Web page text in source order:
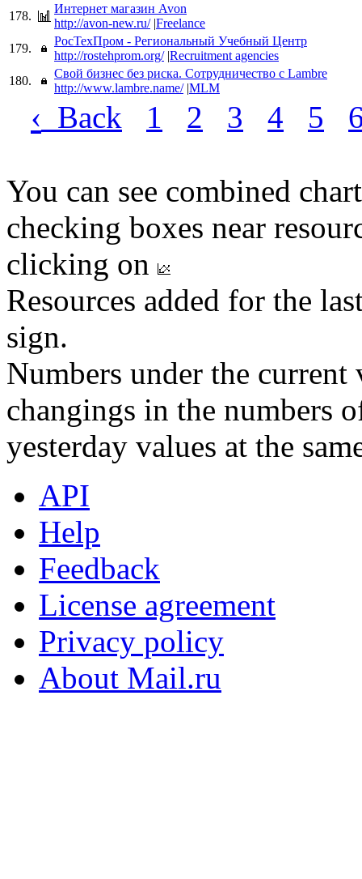
178.
Интернет магазин Avon
http://avon-new.ru/ |Freelance
179.
РосТехПром - Региональный Учебный Центр
http://rostehprom.org/ |Recruitment agencies
180.
Свой бизнес без риска. Сотрудничество с Lambre
http://www.lambre.name/ |MLM
‹ Back 1 2 3 4 5
You can see combined
checking boxes near
clicking on
Resources added for the
sign.
Numbers under the
changings in the numbers
yesterday values at the
API
Help
Feedback
License agreement
Privacy policy
About Mail.ru